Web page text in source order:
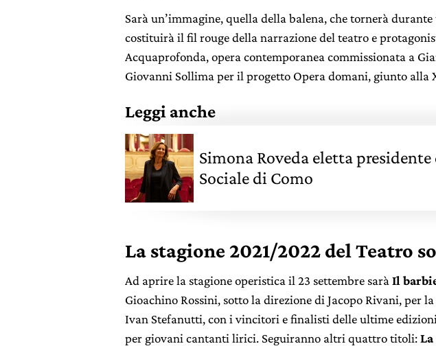
Sarà un’immagine, quella della balena, che tornerà
costituirà il fil rouge della narrazione del teatro e
Acquaprofonda, opera contemporanea commissionata a
Giovanni Sollima per il progetto Opera domani, giunto alla
Leggi anche
Simona Roveda eletta presidente
Sociale di Como
La stagione 2021/2022 del Teatro
Ad aprire la stagione operistica il 23 settembre sarà Il
Gioachino Rossini, sotto la direzione di Jacopo Rivani, per
Ivan Stefanutti, con i vincitori e finalisti delle ultime
per giovani cantanti lirici. Seguiranno altri quattro titoli: